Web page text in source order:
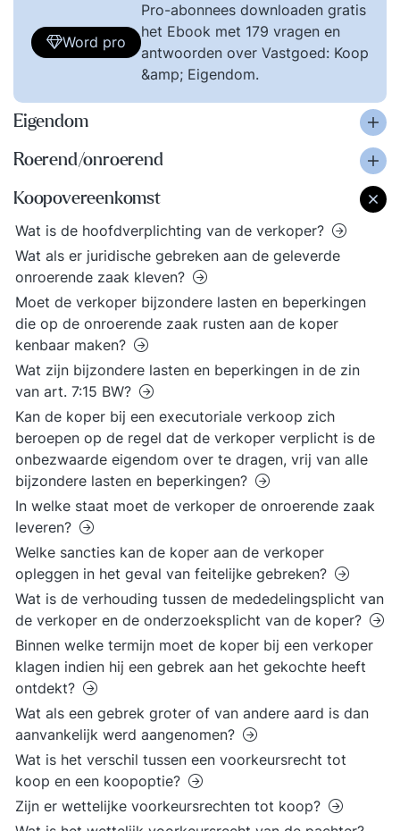
Word pro
Pro-abonnees downloaden gratis
het Ebook met 179 vragen en
antwoorden over Vastgoed: Koop
&amp; Eigendom.
Eigendom
Roerend/onroerend
Koopovereenkomst
Wat is de hoofdverplichting van de verkoper?
Wat als er juridische gebreken aan de geleverde
onroerende zaak kleven?
Moet de verkoper bijzondere lasten en beperkingen
die op de onroerende zaak rusten aan de koper
kenbaar maken?
Wat zijn bijzondere lasten en beperkingen in de zin
van art. 7:15 BW?
Kan de koper bij een executoriale verkoop zich
beroepen op de regel dat de verkoper verplicht is de
onbezwaarde eigendom over te dragen, vrij van alle
bijzondere lasten en beperkingen?
In welke staat moet de verkoper de onroerende zaak
leveren?
Welke sancties kan de koper aan de verkoper
opleggen in het geval van feitelijke gebreken?
Wat is de verhouding tussen de mededelingsplicht van
de verkoper en de onderzoeksplicht van de koper?
Binnen welke termijn moet de koper bij een verkoper
klagen indien hij een gebrek aan het gekochte heeft
ontdekt?
Wat als een gebrek groter of van andere aard is dan
aanvankelijk werd aangenomen?
Wat is het verschil tussen een voorkeursrecht tot
koop en een koopoptie?
Zijn er wettelijke voorkeursrechten tot koop?